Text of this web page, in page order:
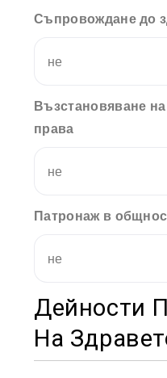
Съпровождане до
не
Възстановяване
права
не
Патронаж в
не
Дейности
На